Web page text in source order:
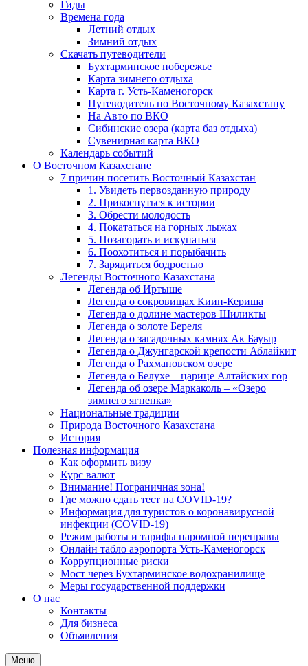
Гиды
Времена года
Летний отдых
Зимний отдых
Скачать путеводители
Бухтарминское побережье
Карта зимнего отдыха
Карта г. Усть-Каменогорск
Путеводитель по Восточному Казахстану
На Авто по ВКО
Сибинские озера (карта баз отдыха)
Сувенирная карта ВКО
Календарь событий
О Восточном Казахстане
7 причин посетить Восточный Казахстан
1. Увидеть первозданную природу
2. Прикоснуться к истории
3. Обрести молодость
4. Покататься на горных лыжах
5. Позагорать и искупаться
6. Поохотиться и порыбачить
7. Зарядиться бодростью
Легенды Восточного Казахстана
Легенда об Иртыше
Легенда о сокровищах Киин-Кериша
Легенда о долине мастеров Шиликты
Легенда о золоте Береля
Легенда о загадочных камнях Ак Бауыр
Легенда о Джунгарской крепости Аблайкит
Легенда о Рахмановском озере
Легенда о Белухе – царице Алтайских гор
Легенда об озере Маркаколь – «Озеро
зимнего ягненка»
Национальные традиции
Природа Восточного Казахстана
История
Полезная информация
Как оформить визу
Курс валют
Внимание! Пограничная зона!
Где можно сдать тест на COVID-19?
Информация для туристов о коронавирусной
инфекции (COVID-19)
Режим работы и тарифы паромной переправы
Онлайн табло аэропорта Усть-Каменогорск
Коррупционные риски
Мост через Бухтарминское водохранилище
Меры государственной поддержки
О нас
Контакты
Для бизнеса
Объявления
Меню